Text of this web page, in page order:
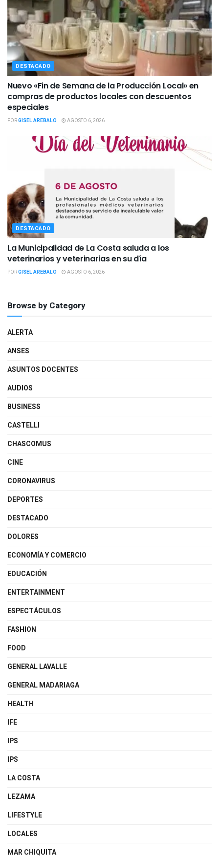
DESTACADO
Nuevo «Fin de Semana de la Producción Local» en
compras de productos locales con descuentos
especiales
PORGISEL AREBALO AGOSTO 6, 2026
DESTACADO
La Municipalidad de La Costa saluda a los
veterinarios y veterinarias en su día
PORGISEL AREBALO AGOSTO 6, 2026
Browse by Category
ALERTA
ANSES
ASUNTOS DOCENTES
AUDIOS
BUSINESS
CASTELLI
CHASCOMUS
CINE
CORONAVIRUS
DEPORTES
DESTACADO
DOLORES
ECONOMÍA Y COMERCIO
EDUCACIÓN
ENTERTAINMENT
ESPECTÁCULOS
FASHION
FOOD
GENERAL LAVALLE
GENERAL MADARIAGA
HEALTH
IFE
IPS
IPS
LA COSTA
LEZAMA
LIFESTYLE
LOCALES
MAR CHIQUITA